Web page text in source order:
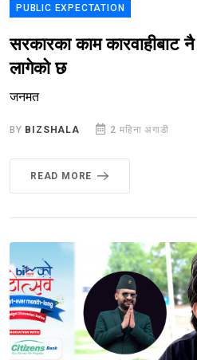
PUBLIC EXPECTATION
सरकारका काम कारवाहीबाट
लागेको छ
जनमत
BY BIZSHALA 2 महिना अगाडी
READ MORE